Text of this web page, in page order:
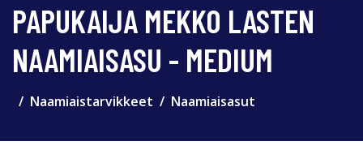
PAPUKAIJA MEKKO LASTEN
NAAMIAISASU - MEDIUM
Naamiaistarvikkeet Naamiaisasut